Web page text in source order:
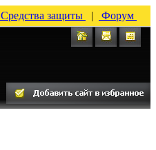
Средства защиты | Форум